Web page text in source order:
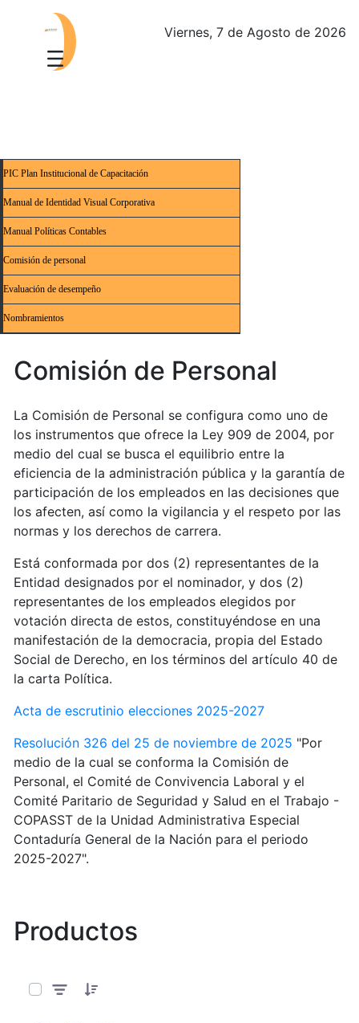
Viernes, 7 de Agosto de 2026
PIC Plan Institucional de Capacitación
Manual de Identidad Visual Corporativa
Manual Políticas Contables
Comisión de personal
Evaluación de desempeño
Nombramientos
Comisión de Personal
La Comisión de Personal se configura como uno de
los instrumentos que ofrece la Ley 909 de 2004, por
medio del cual se busca el equilibrio entre la
eficiencia de la administración pública y la garantía de
participación de los empleados en las decisiones que
los afecten, así como la vigilancia y el respeto por las
normas y los derechos de carrera.
Está conformada por dos (2) representantes de la
Entidad designados por el nominador, y dos (2)
representantes de los empleados elegidos por
votación directa de estos, constituyéndose en una
manifestación de la democracia, propia del Estado
Social de Derecho, en los términos del artículo 40 de
la carta Política.
Acta de escrutinio elecciones 2025-2027
Resolución 326 del 25 de noviembre de 2025 "Por
medio de la cual se conforma la Comisión de
Personal, el Comité de Convivencia Laboral y el
Comité Paritario de Seguridad y Salud en el Trabajo -
COPASST de la Unidad Administrativa Especial
Contaduría General de la Nación para el periodo
2025-2027".
Productos